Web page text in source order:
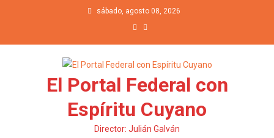
sábado, agosto 08, 2026
El Portal Federal con
Espíritu Cuyano
Director: Julián Galván